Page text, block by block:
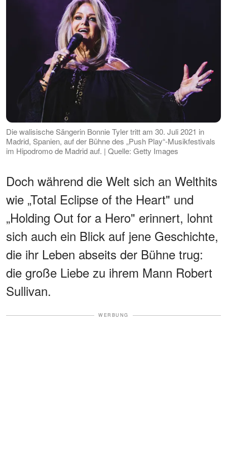
Die walisische Sängerin Bonnie Tyler tritt am 30. Juli 2021 in
Madrid, Spanien, auf der Bühne des „Push Play“-Musikfestivals
im Hipodromo de Madrid auf. | Quelle: Getty Images
Doch während die Welt sich an Welthits
wie „Total Eclipse of the Heart" und
„Holding Out for a Hero" erinnert, lohnt
sich auch ein Blick auf jene Geschichte,
die ihr Leben abseits der Bühne trug:
die große Liebe zu ihrem Mann Robert
Sullivan.
WERBUNG